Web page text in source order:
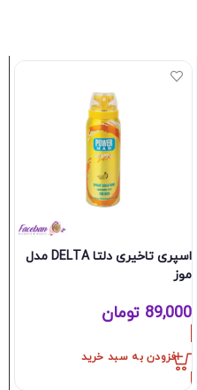
اسپری تاخیری دلتا DELTA مدل
موز
89,000 تومان
افزودن به سبد خرید